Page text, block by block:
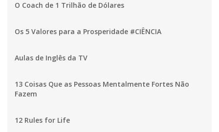
O Coach de 1 Trilhão de Dólares
Os 5 Valores para a Prosperidade #CIÊNCIA
Aulas de Inglês da TV
13 Coisas Que as Pessoas Mentalmente Fortes Não
Fazem
12 Rules for Life